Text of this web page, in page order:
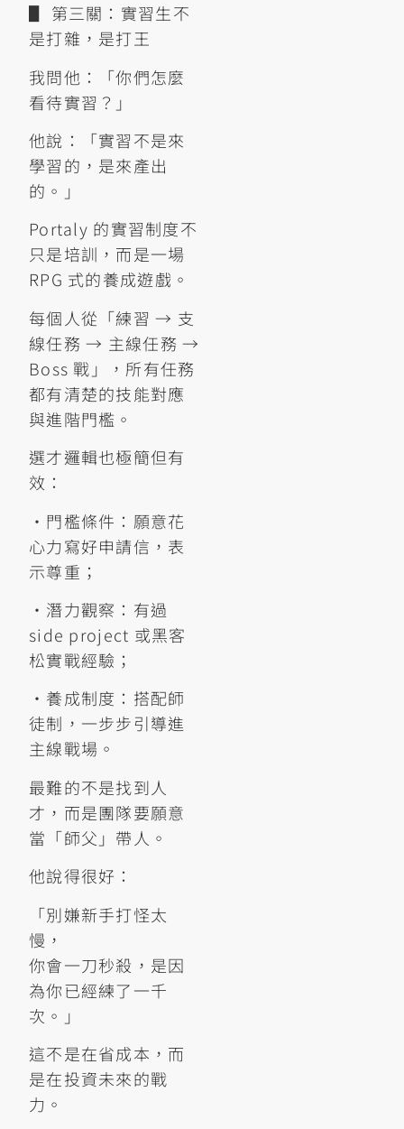
▋ 第三關：實習生不
是打雜，是打王
我問他：「你們怎麼
看待實習？」
他說：「實習不是來
學習的，是來產出
的。」
Portaly 的實習制度不
只是培訓，而是一場
RPG 式的養成遊戲。
每個人從「練習 → 支
線任務 → 主線任務 →
Boss 戰」，所有任務
都有清楚的技能對應
與進階門檻。
選才邏輯也極簡但有
效：
•門檻條件：願意花
心力寫好申請信，表
示尊重；
•潛力觀察：有過
side project 或黑客
松實戰經驗；
•養成制度：搭配師
徒制，一步步引導進
主線戰場。
最難的不是找到人
才，而是團隊要願意
當「師父」帶人。
他說得很好：
「別嫌新手打怪太
慢，
你會一刀秒殺，是因
為你已經練了一千
次。」
這不是在省成本，而
是在投資未來的戰
力。